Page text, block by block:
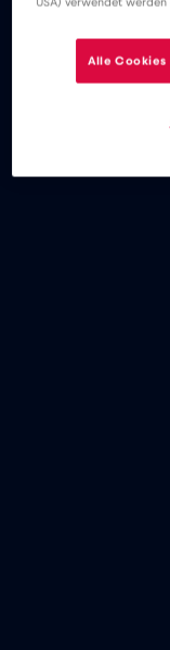
USA) verwendet werden
Alle Cookies